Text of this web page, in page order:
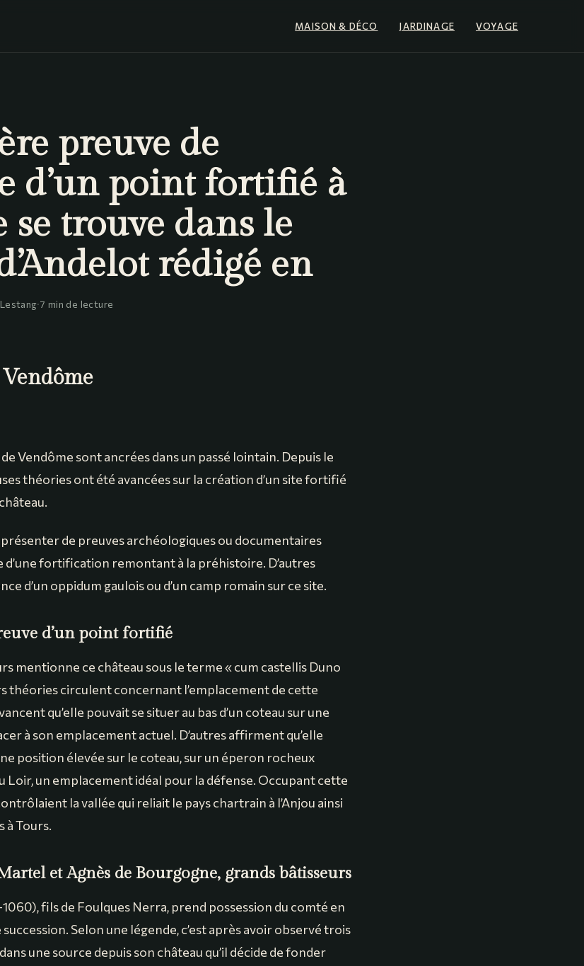
MAISON & DÉCO JARDINAGE VOYAGE
preuve de
d’un point fortifié à
se trouve dans le
rédigé en
·7 min de lecture
Vendôme sont ancrées dans un passé lointain. Depuis le
théories ont été avancées sur la création d’un site fortifié
présenter de preuves archéologiques ou documentaires
d’une fortification remontant à la préhistoire. D’autres
d’un oppidum gaulois ou d’un camp romain sur ce site.
d’un point fortifié
mentionne ce château sous le terme « cum castellis Duno
théories circulent concernant l’emplacement de cette
qu’elle pouvait se situer au bas d’un coteau sur une
à son emplacement actuel. D’autres affirment qu’elle
position élevée sur le coteau, sur un éperon rocheux
Loir, un emplacement idéal pour la défense. Occupant cette
la vallée qui reliait le pays chartrain à l’Anjou ainsi
à Tours.
et Agnès de Bourgogne, grands bâtisseurs
fils de Foulques Nerra, prend possession du comté en
Selon une légende, c’est après avoir observé trois
une source depuis son château qu’il décide de fonder